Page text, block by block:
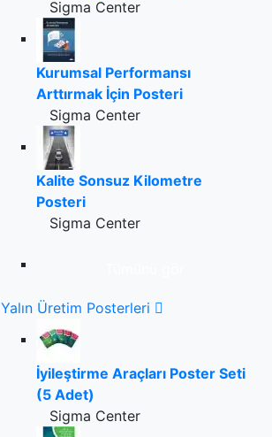
Sigma Center
Kurumsal Performansı
Arttırmak İçin Posteri
Sigma Center
Kalite Sonsuz Kilometre
Posteri
Sigma Center
Yalın Üretim Posterleri
İyileştirme Araçları Poster Seti
(5 Adet)
Sigma Center